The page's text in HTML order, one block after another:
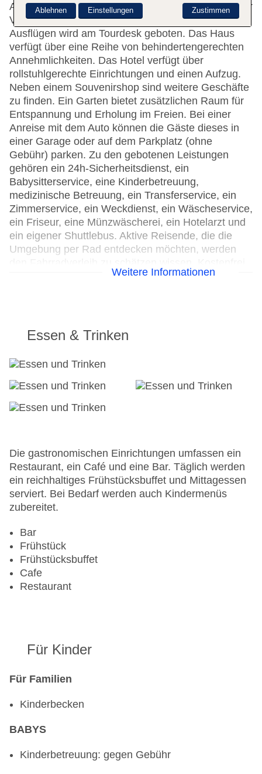
Aufenthalt bei. In der Unterbringung steht WLAN zur
Verfügung. Hilfestellung bei der Buchung von
Ausflügen wird am Tourdesk geboten. Das Haus
verfügt über eine Reihe von behindertengerechten
Annehmlichkeiten. Das Hotel verfügt über
rollstuhlgerechte Einrichtungen und einen Aufzug.
Neben einem Souvenirshop sind weitere Geschäfte
zu finden. Ein Garten bietet zusätzlichen Raum für
Entspannung und Erholung im Freien. Bei einer
Anreise mit dem Auto können die Gäste dieses in
einer Garage oder auf dem Parkplatz (ohne
Gebühr) parken. Zu den gebotenen Leistungen
gehören ein 24h-Sicherheitsdienst, ein
Babysitterservice, eine Kinderbetreuung,
medizinische Betreuung, ein Transferservice, ein
Zimmerservice, ein Weckdienst, ein Wäscheservice,
ein Friseur, eine Münzwäscherei, ein Hotelarzt und
ein eigener Shuttlebus. Aktive Reisende, die die
Umgebung per Rad entdecken möchten, werden
steht Gästen die Tageszeitung zur Verfügung. Zur
24h Rezeption
Check-in von: 14:00:00
Check-out bis: 12:00:00
Garage
Hotelsafe
WLAN/WiFi im Hotel
Lift
Anzahl der Konferenzräume: 1
Anzahl der Aufzüge: 1
Gesamtanzahl der Stockwerke: 4
Gesamtanzahl der Zimmer: 129
Pools:Kinderbecken, Indoor Pool, Outdoor Pool,
Liegen am Pool
Zahlungsarten: American Express, Mastercard,
Weitere Informationen
Essen & Trinken
Die gastronomischen Einrichtungen umfassen ein
Restaurant, ein Café und eine Bar. Täglich werden
ein reichhaltiges Frühstücksbuffet und Mittagessen
serviert. Bei Bedarf werden auch Kindermenüs
zubereitet.
Bar
Frühstück
Frühstücksbuffet
Cafe
Restaurant
Für Kinder
Für Familien
Kinderbecken
BABYS
Kinderbetreuung: gegen Gebühr
Zustimmen
Ablehnen Einstellungen